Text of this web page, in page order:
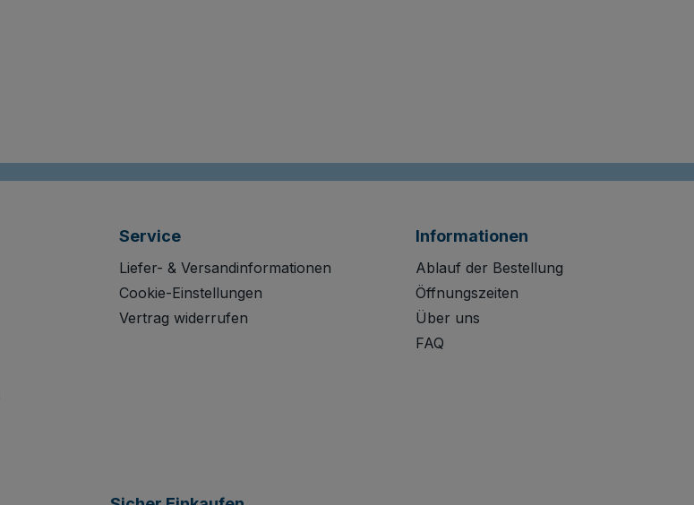
Service
Liefer- & Versandinformationen
Cookie-Einstellungen
Vertrag widerrufen
Informationen
Ablauf der Bestellung
Öffnungszeiten
Über uns
FAQ